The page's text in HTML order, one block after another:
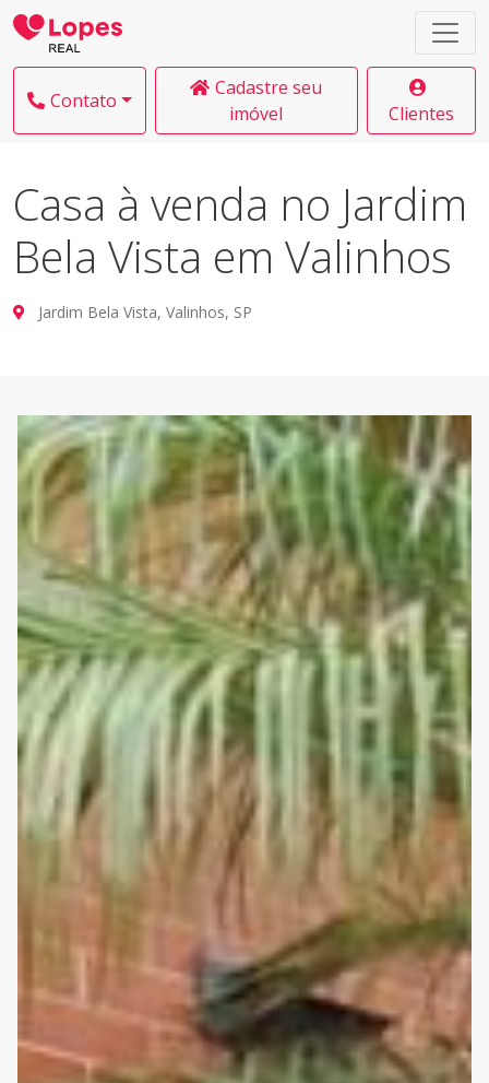
Contato
Cadastre seu
imóvel
Clientes
Casa à venda no Jardim
Bela Vista em Valinhos
Jardim Bela Vista, Valinhos, SP